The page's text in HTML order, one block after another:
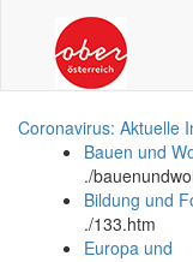
Coronavirus: Aktuelle
Bauen und
./
Bildung und
./133.htm
Europa und